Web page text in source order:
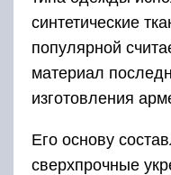
синтетические
популярной
материал
изготовления
Его основу
сверхпрочные